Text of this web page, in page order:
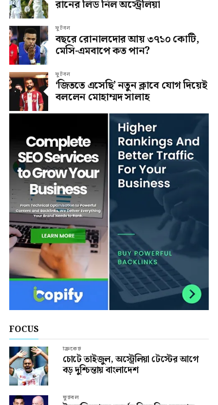
রানের লিড নিল অস্ট্রেলিয়া
ফুটবল
বছরে রোনালদোর আয় ৩৭১০ কোটি,
মেসি-এমবাপে কত পান?
ফুটবল
‘জিততে এসেছি’ নতুন ক্লাবে যোগ দিয়েই
বললেন মোহাম্মদ সালাহ
FOCUS
ক্রিকেট
চোটে তাইজুল, অস্ট্রেলিয়া টেস্টের আগে
বড় দুশ্চিন্তায় বাংলাদেশ
ফুটবল